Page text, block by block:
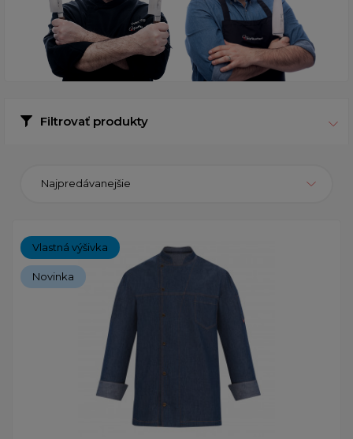
Filtrovať produkty
Najpredávanejšie
Vlastná výšivka
Novinka